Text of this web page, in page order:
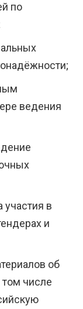
по
ведения
участия в
и
об
числе